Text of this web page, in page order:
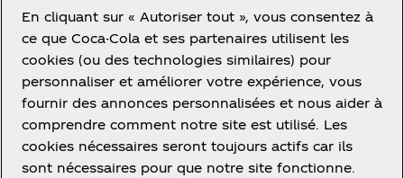
Conditions d’utilisation
Concurrence
Avis de confidentialité des consommateurs
Paramétrage des cookies
Avis relatif aux cookies
En cliquant sur « Autoriser tout », vous consentez à
ce que Coca-Cola et ses partenaires utilisent les
cookies (ou des technologies similaires) pour
personnaliser et améliorer votre expérience, vous
fournir des annonces personnalisées et nous aider à
comprendre comment notre site est utilisé. Les
cookies nécessaires seront toujours actifs car ils
sont nécessaires pour que notre site fonctionne.